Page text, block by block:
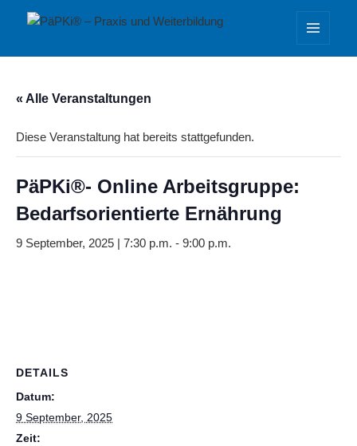
PäPKi® – Praxis und Weiterbildung
« Alle Veranstaltungen
Diese Veranstaltung hat bereits stattgefunden.
PäPKi®- Online Arbeitsgruppe:
Bedarfsorientierte Ernährung
9 September, 2025 | 7:30 p.m. - 9:00 p.m.
DETAILS
Datum:
9 September, 2025
Zeit: